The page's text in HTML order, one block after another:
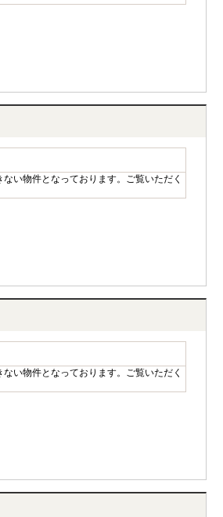
い物件となっております。ご覧いただく
い物件となっております。ご覧いただく